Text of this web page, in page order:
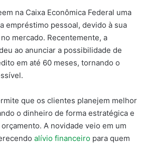
na Caixa Econômica Federal uma
empréstimo pessoal, devido à sua
mercado. Recentemente, a
ao anunciar a possibilidade de
em até 60 meses, tornando o
que os clientes planejem melhor
o dinheiro de forma estratégica e
A novidade veio em um
alívio financeiro para quem